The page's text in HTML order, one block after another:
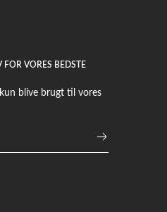
FOR VORES BEDSTE
blive brugt til vores